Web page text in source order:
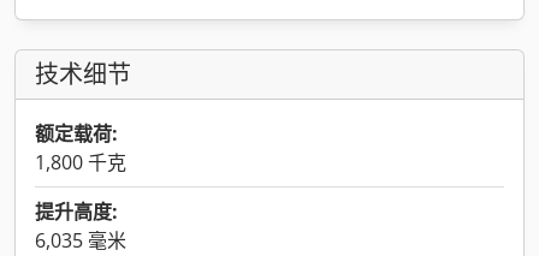
技术细节
额定载荷:
1,800 千克
提升高度:
6,035 毫米